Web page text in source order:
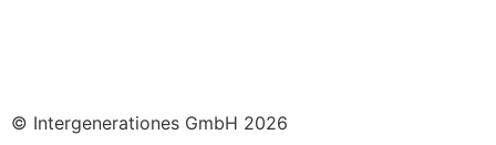
© Intergenerationes GmbH 2026